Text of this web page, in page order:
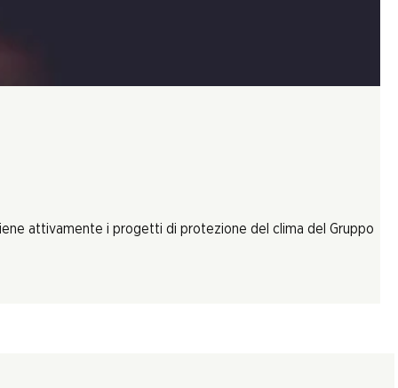
attivamente i progetti di protezione del clima del Gruppo